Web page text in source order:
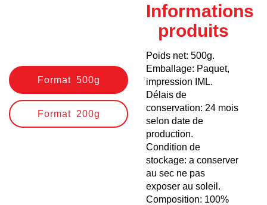
Format 500g
Format 200g
Informations
produits
Poids net: 500g.
Emballage: Paquet,
impression IML.
Délais de
conservation: 24 mois
selon date de
production.
Condition de
stockage: a conserver
au sec ne pas
exposer au soleil.
Composition: 100%